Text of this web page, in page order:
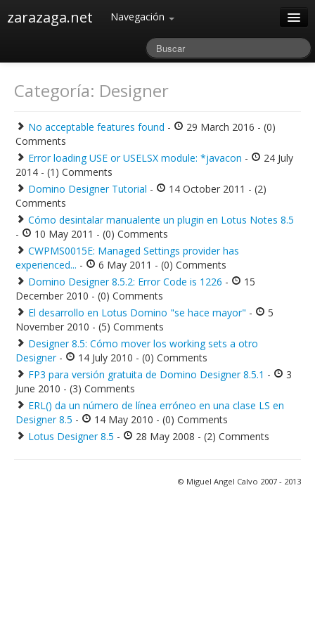
zarazaga.net Navegación
Categoría: Designer
No acceptable features found -
29 March 2016 - (0)
Comments
Error loading USE or USELSX module: *javacon -
24 July
2014 - (1) Comments
Domino Designer Tutorial -
14 October 2011 - (2)
Comments
Cómo desintalar manualente un plugin en Lotus Notes 8.5
-
10 May 2011 - (0) Comments
CWPMS0015E: Managed Settings provider has
experienced... -
6 May 2011 - (0) Comments
Domino Designer 8.5.2: Error Code is 1226 -
15
December 2010 - (0) Comments
El desarrollo en Lotus Domino "se hace mayor" -
5
November 2010 - (5) Comments
Designer 8.5: Cómo mover los working sets a otro
Designer-
14 July 2010 - (0) Comments
FP3 para versión gratuita de Domino Designer 8.5.1 -
3
June 2010 - (3) Comments
ERL() da un número de línea erróneo en una clase LS en
Designer 8.5 -
14 May 2010 - (0) Comments
Lotus Designer 8.5 - 28 May 2008 - (2) Comments
© Miguel Angel Calvo 2007 - 2013